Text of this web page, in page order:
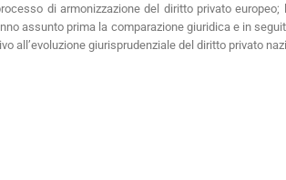
di armonizzazione del diritto privato
assunto prima la comparazione giuridica e in
all’evoluzione giurisprudenziale del diritto privato